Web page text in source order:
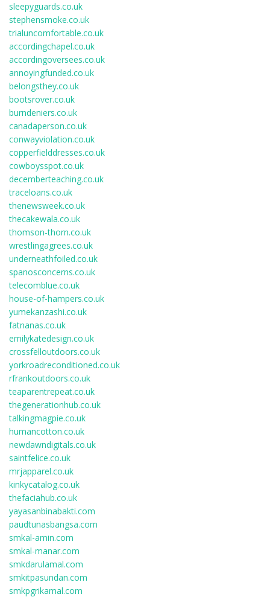
sleepyguards.co.uk
stephensmoke.co.uk
trialuncomfortable.co.uk
accordingchapel.co.uk
accordingoversees.co.uk
annoyingfunded.co.uk
belongsthey.co.uk
bootsrover.co.uk
burndeniers.co.uk
canadaperson.co.uk
conwayviolation.co.uk
copperfielddresses.co.uk
cowboysspot.co.uk
decemberteaching.co.uk
traceloans.co.uk
thenewsweek.co.uk
thecakewala.co.uk
thomson-thorn.co.uk
wrestlingagrees.co.uk
underneathfoiled.co.uk
spanosconcerns.co.uk
telecomblue.co.uk
house-of-hampers.co.uk
yumekanzashi.co.uk
fatnanas.co.uk
emilykatedesign.co.uk
crossfelloutdoors.co.uk
yorkroadreconditioned.co.uk
rfrankoutdoors.co.uk
teaparentrepeat.co.uk
thegenerationhub.co.uk
talkingmagpie.co.uk
humancotton.co.uk
newdawndigitals.co.uk
saintfelice.co.uk
mrjapparel.co.uk
kinkycatalog.co.uk
thefaciahub.co.uk
yayasanbinabakti.com
paudtunasbangsa.com
smkal-amin.com
smkal-manar.com
smkdarulamal.com
smkitpasundan.com
smkpgrikamal.com